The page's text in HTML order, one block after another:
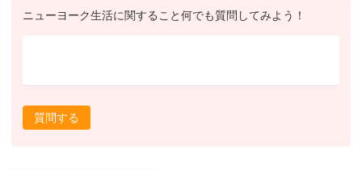
ニューヨーク生活に関すること何でも質問してみよう！
質問する